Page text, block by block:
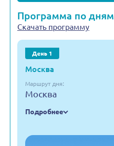
Программа по дням
Скачать программу
День 1
Москва
Маршрут дня:
Москва
Подробнее